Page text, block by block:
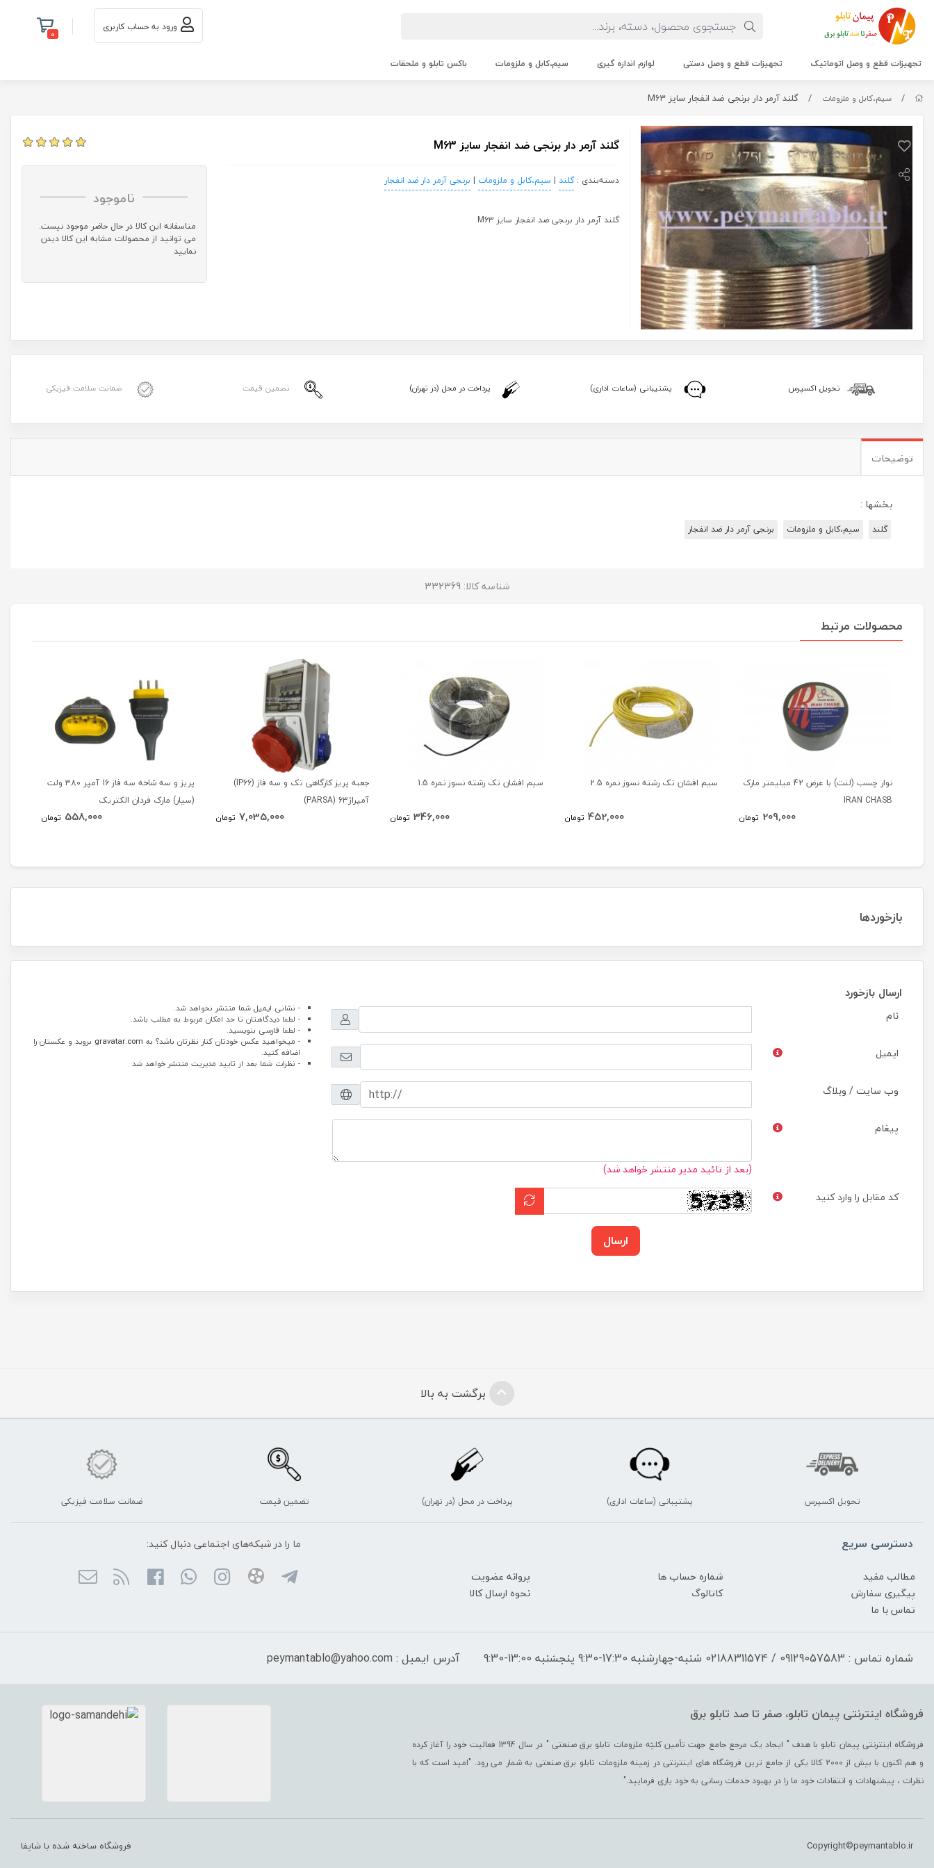
ورود به حساب کاربری 0
تجهیزات قطع و وصل اتوماتیک تجهیزات قطع و وصل دستی لوازم اندازه گیری سیم،کابل و ملزومات باکس تابلو و ملحقات
/ سیم،کابل و ملزومات / گلند آرمر دار برنجی ضد انفجار سایز M63
گلند آرمر دار برنجی ضد انفجار سایز M63
دسته‌بندی :گلند | سیم،کابل و ملزومات | برنجی آرمر دار ضد انفجار
گلند آرمر دار برنجی ضد انفجار سایز M63
ناموجود
متاسفانه این کالا در حال حاضر موجود نیست.
می توانید از محصولات مشابه این کالا دیدن
نمایید
تحویل اکسپرس پشتیبانی (ساعات اداری) پرداخت در محل (در تهران) تضمین قیمت ضمانت سلامت فیزیکی
توضیحات
بخشها :
گلند سیم،کابل و ملزومات برنجی آرمر دار ضد انفجار
شناسه کالا: 332369
محصولات مرتبط
نوار چسب (لنت) با عرض 42 میلیمتر مارک
IRAN CHASB
209,000 تومان
سیم افشان تک رشته نسوز نمره 2.5
452,000 تومان
سیم افشان تک رشته نسوز نمره 1.5
346,000 تومان
جعبه پریز کارگاهی تک و سه فاز (IP66)
آمپراژ63 (PARSA)
7,035,000 تومان
پریز و سه شاخه سه فاز 16 آمپر 380 ولت
(سیار) مارک فردان الکتریک
558,000 تومان
بازخوردها
ارسال بازخورد
نام
ایمیل
وب سایت / وبلاگ
پیغام
(بعد از تائید مدیر منتشر خواهد شد)
کد مقابل را وارد کنید
ارسال
- نشانی ایمیل شما منتشر نخواهد شد.
- لطفا دیدگاهتان تا حد امکان مربوط به مطلب باشد.
- لطفا فارسی بنویسید.
- میخواهید عکس خودتان کنار نظرتان باشد؟ به gravatar.com بروید و عکستان را
اضافه کنید.
- نظرات شما بعد از تایید مدیریت منتشر خواهد شد
برگشت به بالا
تحویل اکسپرس پشتیبانی (ساعات اداری) پرداخت در محل (در تهران) تضمین قیمت ضمانت سلامت فیزیکی
دسترسی سریع
مطالب مفید شماره حساب ها
پروانه عضویت
پیگیری سفارش
کاتالوگ
نحوه ارسال کالا
تماس با ما
ما را در شبکه‌های اجتماعی دنبال کنید:
شماره تماس : 09129057583 / 02188311574 شنبه-چهارشنبه 17:30-9:30 پنجشنبه 13:00-9:30 آدرس ایمیل : peymantablo@yahoo.com
فروشگاه اینترنتی پیمان تابلو، صفر تا صد تابلو برق
فروشگاه اینترنتی پیمان تابلو با هدف " ایجاد یک مرجع جامع جهت تأمین کلیّه ملزومات تابلو برق صنعتی " در سال 1394 فعالیت خود را آغاز کرده
و هم اکنون با بیش از 2000 کالا یکی از جامع ترین فروشگاه های اینترنتی در زمینه ملزومات تابلو برق صنعتی به شمار می رود. "امید است که با
نظرات ، پیشنهادات و انتقادات خود ما را در بهبود خدمات رسانی به خود یاری فرمایید."
Copyright©peymantablo.ir فروشگاه ساخته شده با شاپفا